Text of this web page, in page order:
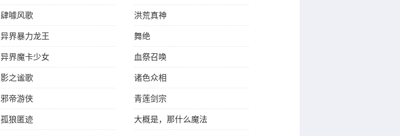
肆噱风歌 洪荒真神
异界暴力龙王 舞绝
异界魔卡少女 血祭召唤
影之谧歌 诸色众相
邪帝游侠 青莲剑宗
孤狼匿迹 大概是，那什么魔法